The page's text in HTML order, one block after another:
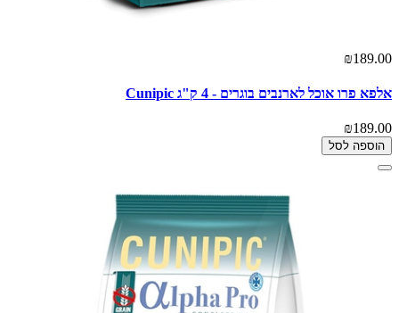
₪189.00
אלפא פרו אוכל לארנבים בוגרים - 4 ק"ג Cunipic
₪189.00
הוספה לסל